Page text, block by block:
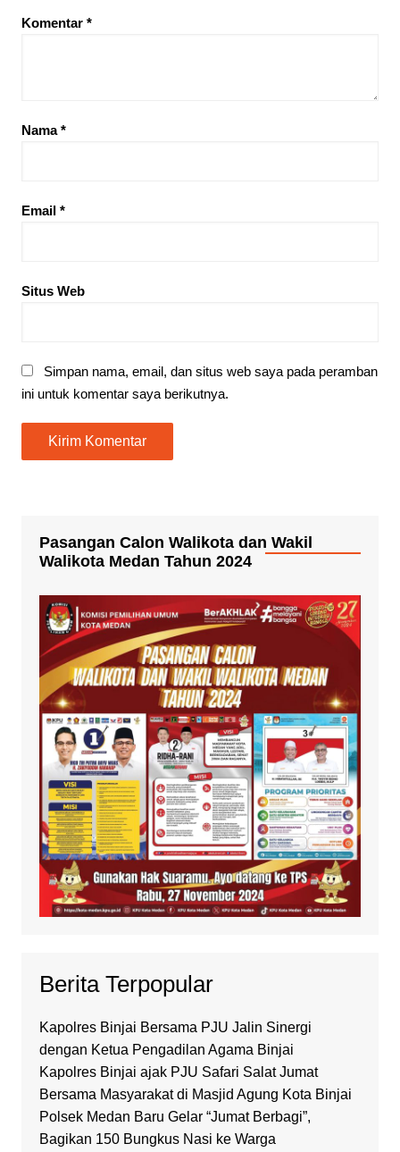
Komentar *
Nama*
Email *
Situs Web
Simpan nama, email, dan situs web saya pada peramban
ini untuk komentar saya berikutnya.
Pasangan Calon Walikota dan Wakil
Walikota Medan Tahun 2024
Berita Terpopular
Kapolres Binjai Bersama PJU Jalin Sinergi
dengan Ketua Pengadilan Agama Binjai
Kapolres Binjai ajak PJU Safari Salat Jumat
Bersama Masyarakat di Masjid Agung Kota Binjai
Polsek Medan Baru Gelar “Jumat Berbagi”,
Bagikan 150 Bungkus Nasi ke Warga